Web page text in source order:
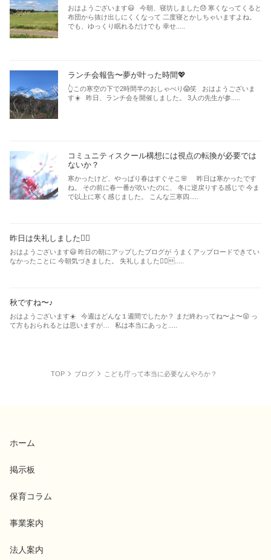
おはようございます😃 今朝、寝坊しました😓 寒くなってくると
布団から抜け出しにくくなって 二度寝とかしちゃいますよね。
でも、ゆっくり眠れるだけでも 幸せ.....
ランチ会報告〜夢が叶った時間💖
👆この寒空の下で2時間半のおしゃべり😱笑 おはようございま
す☀️ 昨日、ランチ会を開催しました。 3人の先生が参.....
コミュニティスクール構想には視点の転換が必要では
ないか？
寒かったけど、やっぱり春はすぐそこ🌸 昨日は寒かったです
ね。 その前に春一番が吹いたのに、 冬に逆戻りする感じで 今ま
で以上に寒く感じました。 こんな三寒四.....
昨日は失礼しました🙇‍♂️
おはようございます😃 昨日の朝にアップしたブログが うまくアップロードできてい
なかったことに 今朝気づきました。 失礼しました🙇‍♂.....
秋ですね〜♪
おはようございます☀️ 今週はどんな１週間でしたか？ まだ終わってね〜よ〜😝 っ
て方もおられるとは思いますが… 私は本当にあっと.....
TOP ブログ こども庁って本当に必要なんやろか？
ホーム
掲示板
保育コラム
事業案内
法人案内